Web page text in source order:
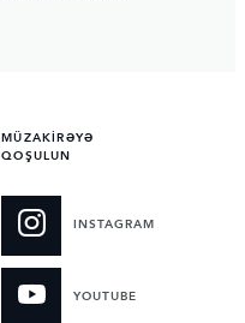
MÜZAKİRƏYƏ
QOŞULUN
INSTAGRAM
YOUTUBE